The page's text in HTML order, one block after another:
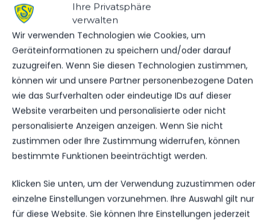
Ihre Privatsphäre
verwalten
Wir verwenden Technologien wie Cookies, um
Geräteinformationen zu speichern und/oder darauf
zuzugreifen. Wenn Sie diesen Technologien zustimmen,
können wir und unsere Partner personenbezogene Daten
wie das Surfverhalten oder eindeutige IDs auf dieser
Website verarbeiten und personalisierte oder nicht
personalisierte Anzeigen anzeigen. Wenn Sie nicht
zustimmen oder Ihre Zustimmung widerrufen, können
bestimmte Funktionen beeinträchtigt werden.
Klicken Sie unten, um der Verwendung zuzustimmen oder
einzelne Einstellungen vorzunehmen. Ihre Auswahl gilt nur
für diese Website. Sie können Ihre Einstellungen jederzeit
WEITERE MELDUNGEN
DAS KÖNNTE DICH
AUCH INTERESSIEREN.
NOFV FIXIERT DIE LETZTEN SPIELTAGE
01. Apr. 2026 202
ERGEBNISSE VOM WOCHENENDE